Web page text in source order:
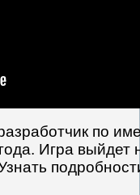
по
Игра выйдет